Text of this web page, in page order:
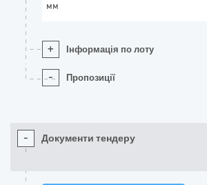
мм
+ Інформація по лоту
- Пропозиції
- Документи тендеру